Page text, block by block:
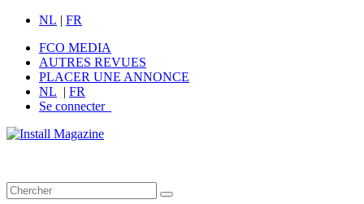
NL | FR
FCO MEDIA
AUTRES REVUES
PLACER UNE ANNONCE
NL | FR
Se connecter